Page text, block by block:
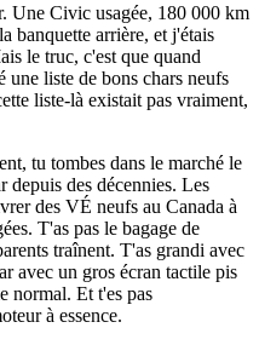
Une Civic usagée, 180 000 km
banquette arrière, et j'étais
le truc, c'est que quand
une liste de bons chars neufs
liste-là existait pas vraiment,
tu tombes dans le marché le
depuis des décennies. Les
des VÉ neufs au Canada à
T'as pas le bagage de
traînent. T'as grandi avec
avec un gros écran tactile pis
normal. Et t'es pas
à essence.